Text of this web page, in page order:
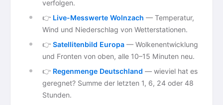
verfolgen.
👉 Live-Messwerte Wolnzach — Temperatur,
Wind und Niederschlag von Wetterstationen.
👉 Satellitenbild Europa — Wolkenentwicklung
und Fronten von oben, alle 10–15 Minuten neu.
👉 Regenmenge Deutschland — wieviel hat es
geregnet? Summe der letzten 1, 6, 24 oder 48
Stunden.